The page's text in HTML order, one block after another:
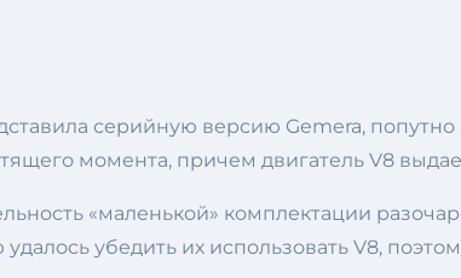
серийную версию Gemera,
момента, причем двигатель V8
«маленькой» комплектации
убедить их использовать V8,